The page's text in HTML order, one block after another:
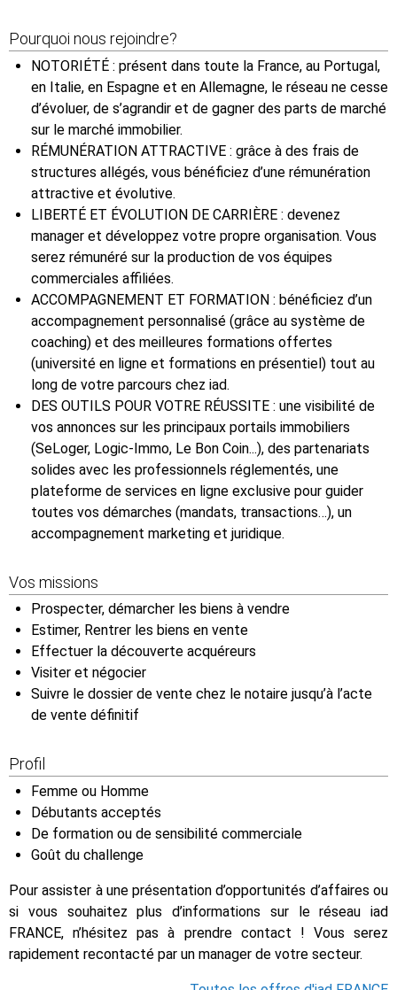
Pourquoi nous rejoindre?
NOTORIÉTÉ : présent dans toute la France, au Portugal,
en Italie, en Espagne et en Allemagne, le réseau ne cesse
d’évoluer, de s’agrandir et de gagner des parts de marché
sur le marché immobilier.
RÉMUNÉRATION ATTRACTIVE : grâce à des frais de
structures allégés, vous bénéficiez d’une rémunération
attractive et évolutive.
LIBERTÉ ET ÉVOLUTION DE CARRIÈRE : devenez
manager et développez votre propre organisation. Vous
serez rémunéré sur la production de vos équipes
commerciales affiliées.
ACCOMPAGNEMENT ET FORMATION : bénéficiez d’un
accompagnement personnalisé (grâce au système de
coaching) et des meilleures formations offertes
(université en ligne et formations en présentiel) tout au
long de votre parcours chez iad.
DES OUTILS POUR VOTRE RÉUSSITE : une visibilité de
vos annonces sur les principaux portails immobiliers
(SeLoger, Logic-Immo, Le Bon Coin...), des partenariats
solides avec les professionnels réglementés, une
plateforme de services en ligne exclusive pour guider
toutes vos démarches (mandats, transactions…), un
accompagnement marketing et juridique.
Vos missions
Prospecter, démarcher les biens à vendre
Estimer, Rentrer les biens en vente
Effectuer la découverte acquéreurs
Visiter et négocier
Suivre le dossier de vente chez le notaire jusqu’à l’acte
de vente définitif
Profil
Femme ou Homme
Débutants acceptés
De formation ou de sensibilité commerciale
Goût du challenge
Pour assister à une présentation d’opportunités d’affaires ou
si vous souhaitez plus d’informations sur le réseau iad
FRANCE, n’hésitez pas à prendre contact ! Vous serez
rapidement recontacté par un manager de votre secteur.